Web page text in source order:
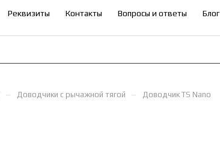
Реквизиты Контакты Вопросы и ответы Блог
– Доводчики с рычажной тягой – Доводчик TS Nano